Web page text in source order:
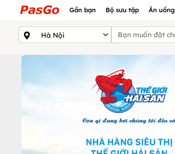
Gần bạn Bộ sưu tập Ăn uống